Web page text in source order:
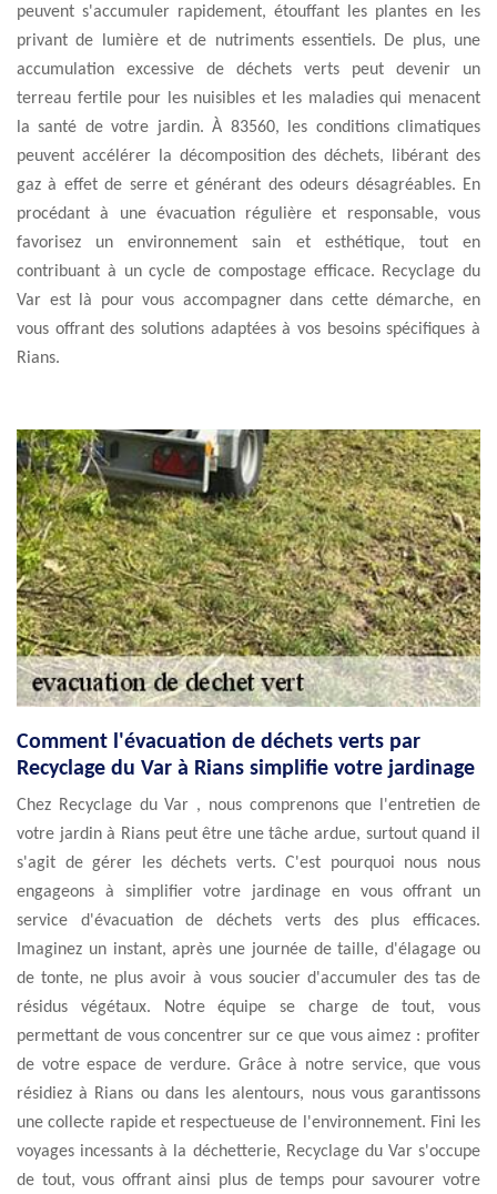
peuvent s'accumuler rapidement, étouffant les plantes en les
privant de lumière et de nutriments essentiels. De plus, une
accumulation excessive de déchets verts peut devenir un
terreau fertile pour les nuisibles et les maladies qui menacent
la santé de votre jardin. À 83560, les conditions climatiques
peuvent accélérer la décomposition des déchets, libérant des
gaz à effet de serre et générant des odeurs désagréables. En
procédant à une évacuation régulière et responsable, vous
favorisez un environnement sain et esthétique, tout en
contribuant à un cycle de compostage efficace. Recyclage du
Var est là pour vous accompagner dans cette démarche, en
vous offrant des solutions adaptées à vos besoins spécifiques à
Rians.
Comment l'évacuation de déchets verts par
Recyclage du Var à Rians simplifie votre jardinage
Chez Recyclage du Var , nous comprenons que l'entretien de
votre jardin à Rians peut être une tâche ardue, surtout quand il
s'agit de gérer les déchets verts. C'est pourquoi nous nous
engageons à simplifier votre jardinage en vous offrant un
service d'évacuation de déchets verts des plus efficaces.
Imaginez un instant, après une journée de taille, d'élagage ou
de tonte, ne plus avoir à vous soucier d'accumuler des tas de
résidus végétaux. Notre équipe se charge de tout, vous
permettant de vous concentrer sur ce que vous aimez : profiter
de votre espace de verdure. Grâce à notre service, que vous
résidiez à Rians ou dans les alentours, nous vous garantissons
une collecte rapide et respectueuse de l'environnement. Fini les
voyages incessants à la déchetterie, Recyclage du Var s'occupe
de tout, vous offrant ainsi plus de temps pour savourer votre